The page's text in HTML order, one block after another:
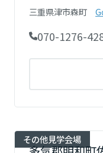
三重県津市森町
070-1276-
その他見学会場
福岡県
佐賀県
熊本県